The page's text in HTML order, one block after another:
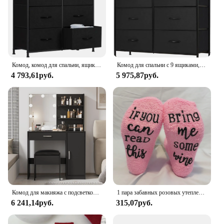
The sets available for sale are not just a purchase;
they're an investment in comfort and style that will
last through the seasons.
4 793,61руб. 5 975,87руб.
6 241,14руб.
1 пара забавных розовых утепленных женских носков с надписью «Если вы можете прочитать это, принесите мне немного вина», мягкая и удобная грелка
315,07руб.